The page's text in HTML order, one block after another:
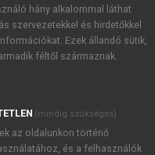
akcióiról.
Zrt. újdonságairól,
tudomásul
, valamint a szotar.netés a
hány alkalommal láthat
szervezetekkel és hirdetőkkel
Ezek állandó sütik,
féltől származnak.
(mindig szükséges)
az oldalunkon történő
és a felhasználók